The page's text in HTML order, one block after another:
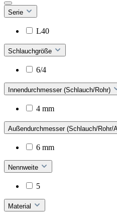
Serie
L40
Schlauchgröße
6/4
Innendurchmesser (Schlauch/Rohr)
4 mm
Außendurchmesser (Schlauch/Rohr/
6 mm
Nennweite
5
Material